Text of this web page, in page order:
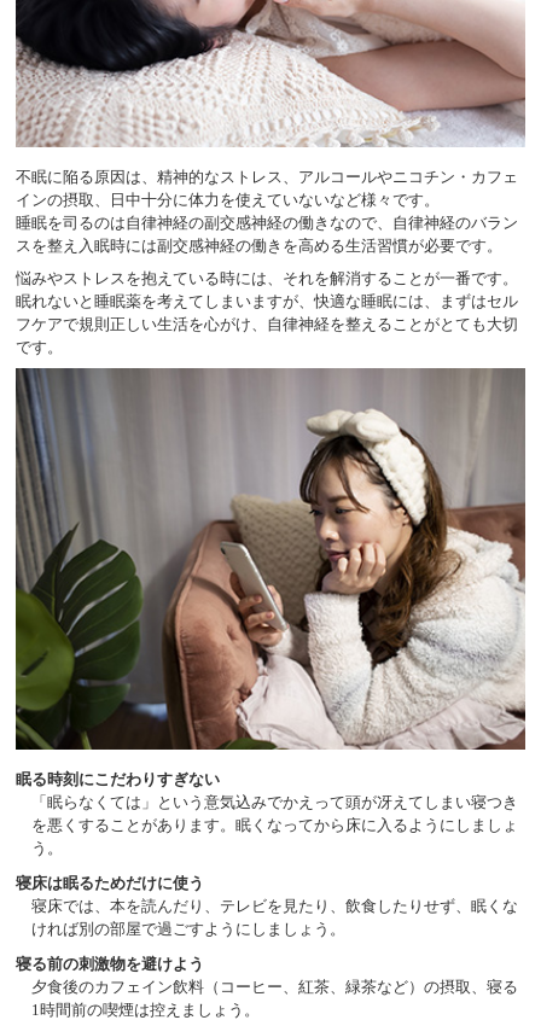
不眠に陥る原因は、精神的なストレス、アルコールやニコチン・カフェ
インの摂取、日中十分に体力を使えていないなど様々です。
睡眠を司るのは自律神経の副交感神経の働きなので、自律神経のバラン
スを整え入眠時には副交感神経の働きを高める生活習慣が必要です。
悩みやストレスを抱えている時には、それを解消することが一番です。
眠れないと睡眠薬を考えてしまいますが、快適な睡眠には、まずはセル
フケアで規則正しい生活を心がけ、自律神経を整えることがとても大切
です。
眠る時刻にこだわりすぎない
「眠らなくては」という意気込みでかえって頭が冴えてしまい寝つき
を悪くすることがあります。眠くなってから床に入るようにしましょ
う。
寝床は眠るためだけに使う
寝床では、本を読んだり、テレビを見たり、飲食したりせず、眠くな
ければ別の部屋で過ごすようにしましょう。
寝る前の刺激物を避けよう
夕食後のカフェイン飲料（コーヒー、紅茶、緑茶など）の摂取、寝る
1時間前の喫煙は控えましょう。